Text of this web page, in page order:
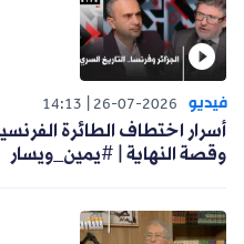
فيديو 26-07-2026
14:13
أسرار اختطاف الطائرة
وقصة النهاية | #يمين_ويسار